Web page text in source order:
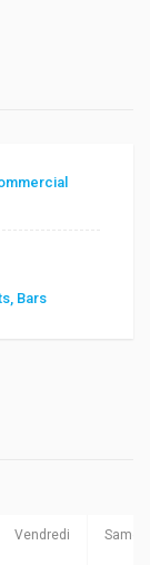
Bars
Vendredi Samedi